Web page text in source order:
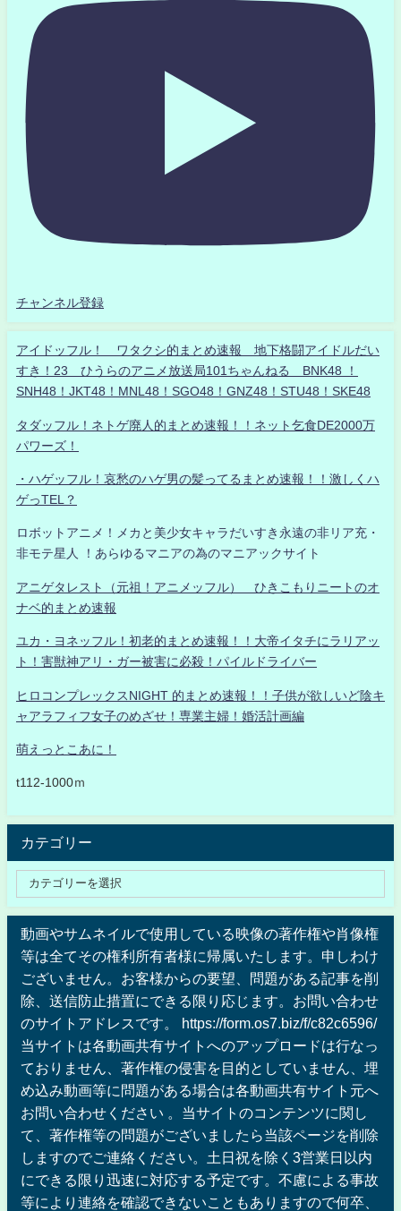
チャンネル登録
アイドッフル！ ワタクシ的まとめ速報 地下格闘アイドルだい
すき！23 ひうらのアニメ放送局101ちゃんねる BNK48 ！
SNH48！JKT48！MNL48！SGO48！GNZ48！STU48！SKE48
タダッフル！ネトゲ廃人的まとめ速報！！ネット乞食DE2000万
パワーズ！
・ハゲッフル！哀愁のハゲ男の髪ってるまとめ速報！！激しくハ
ゲっTEL？
ロボットアニメ！メカと美少女キャラだいすき永遠の非リア充・
非モテ星人 ！あらゆるマニアの為のマニアックサイト
アニゲタレスト（元祖！アニメッフル） ひきこもりニートのオ
ナベ的まとめ速報
ユカ・ヨネッフル！初老的まとめ速報！！大帝イタチにラリアッ
ト！害獣神アリ・ガー被害に必殺！パイルドライバー
ヒロコンプレックスNIGHT 的まとめ速報！！子供が欲しいど陰キ
ャアラフィフ女子のめざせ！専業主婦！婚活計画編
萌えっとこあに！
t112-1000ｍ
カテゴリー
動画やサムネイルで使用している映像の著作権や肖像権
等は全てその権利所有者様に帰属いたします。申しわけ
ございません。お客様からの要望、問題がある記事を削
除、送信防止措置にできる限り応じます。お問い合わせ
のサイトアドレスです。 https://form.os7.biz/f/c82c6596/
当サイトは各動画共有サイトへのアップロードは行なっ
ておりません、著作権の侵害を目的としていません、埋
め込み動画等に問題がある場合は各動画共有サイト元へ
お問い合わせください 。当サイトのコンテンツに関し
て、著作権等の問題がございましたら当該ページを削除
しますのでご連絡ください。土日祝を除く3営業日以内
にできる限り迅速に対応する予定です。不慮による事故
等により連絡を確認できないこともありますので何卒、